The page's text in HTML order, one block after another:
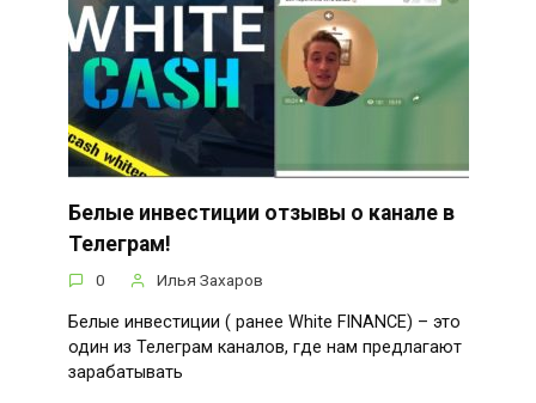
Белые инвестиции отзывы о канале в
Телеграм!
0 Илья Захаров
Белые инвестиции ( ранее White FINANCE) – это
один из Телеграм каналов, где нам предлагают
зарабатывать